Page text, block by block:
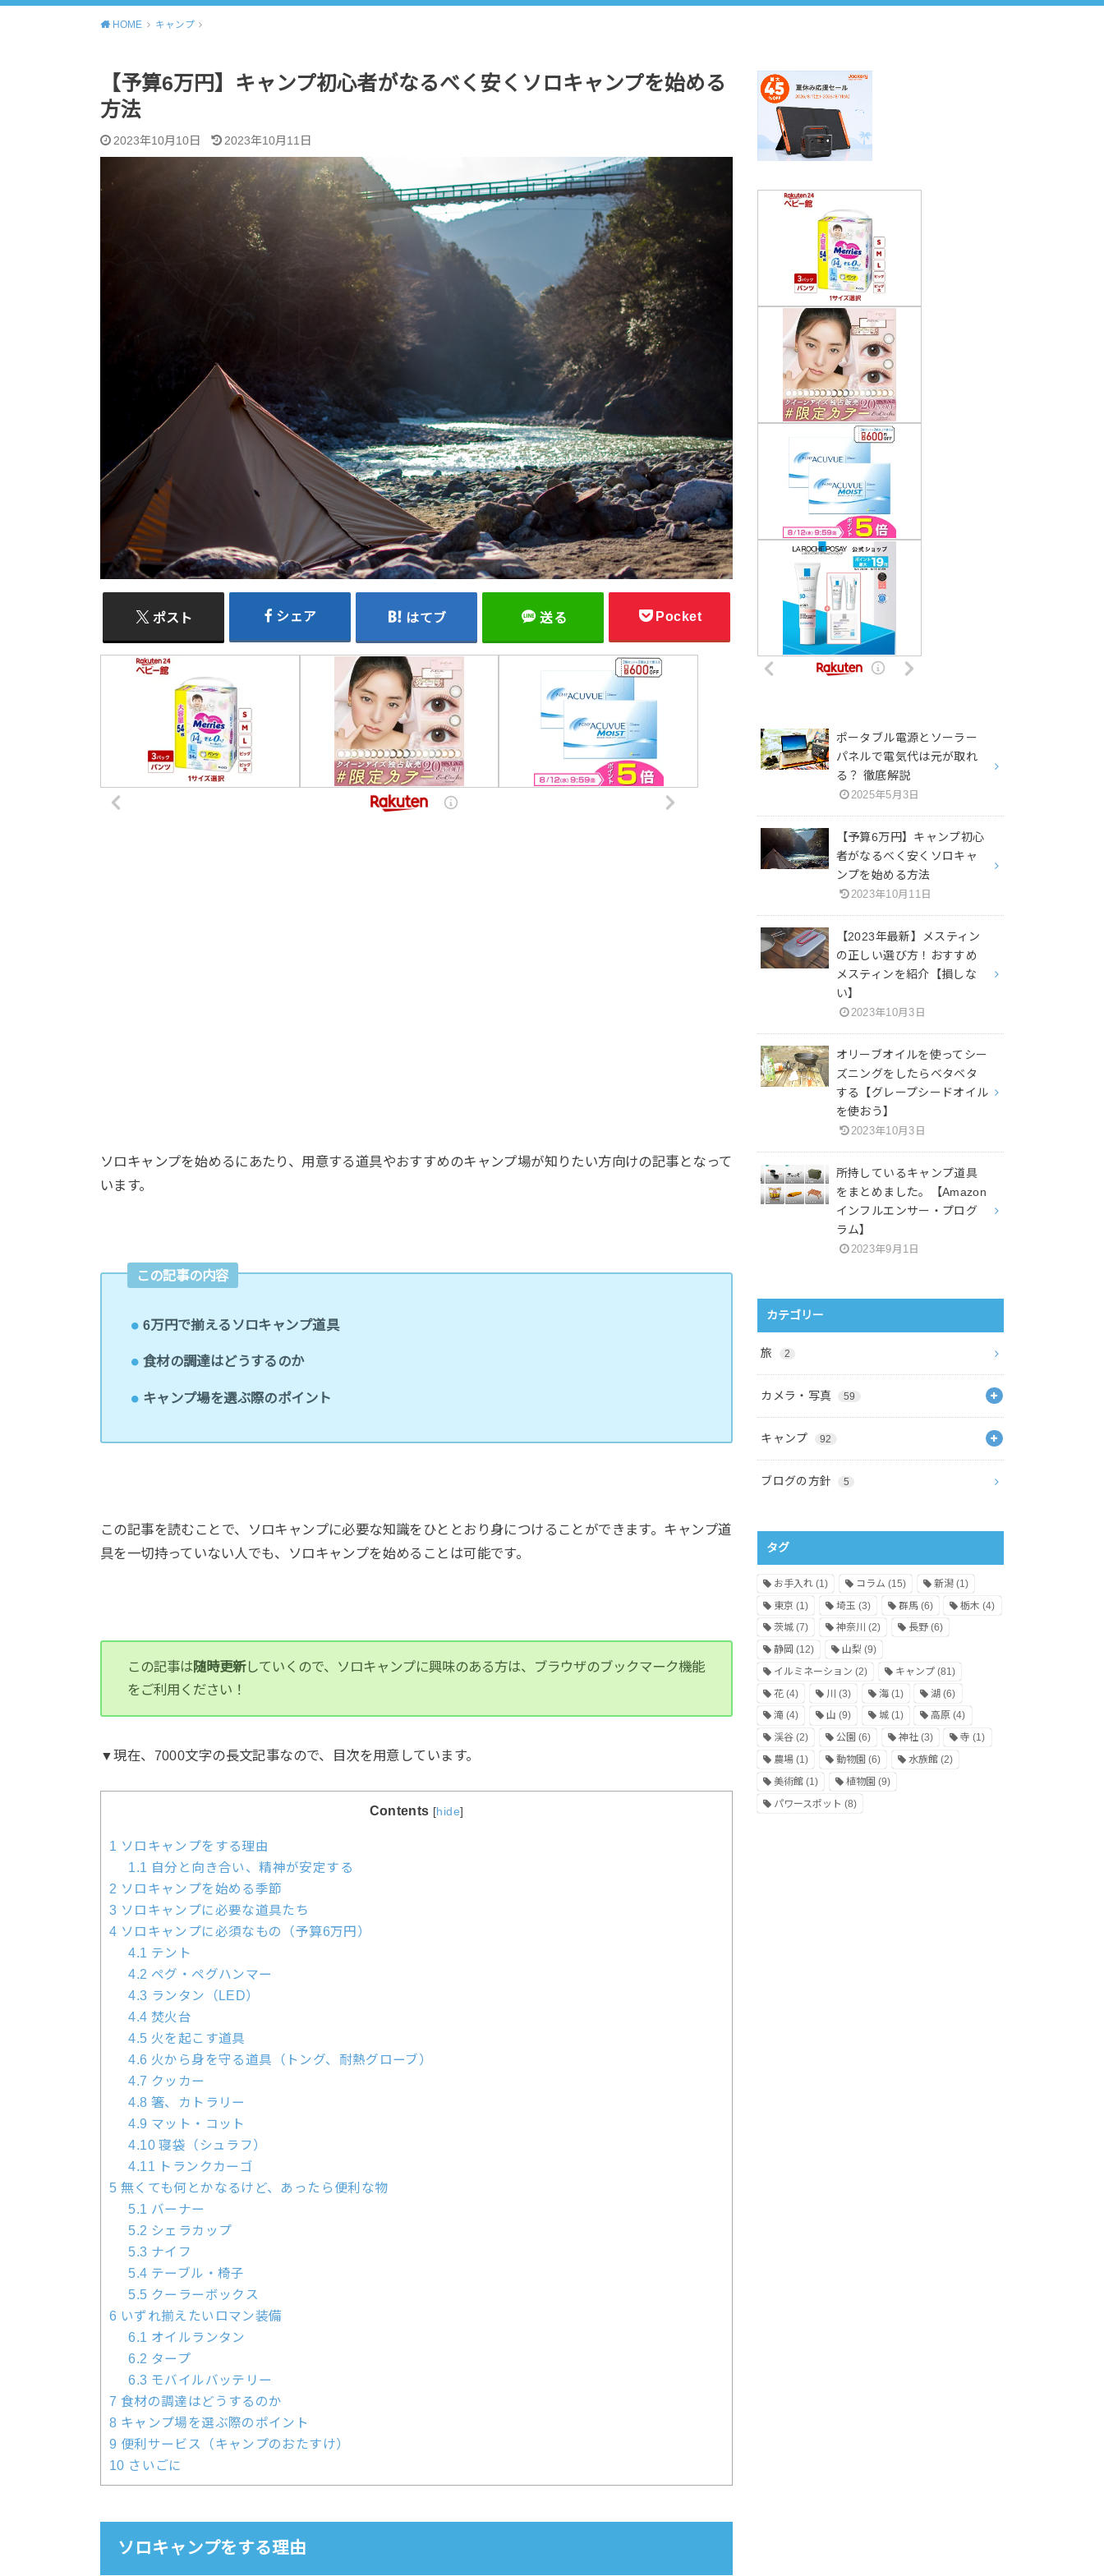
HOME キャンプ
【予算6万円】キャンプ初心者がなるべく安くソロキャンプを始める
方法
2023年10月10日 2023年10月11日
ポスト シェア はてブ 送る Pocket
ソロキャンプを始めるにあたり、用意する道具やおすすめのキャンプ場が知りたい方向けの記事となって
います。
この記事の内容
6万円で揃えるソロキャンプ道具
食材の調達はどうするのか
キャンプ場を選ぶ際のポイント
この記事を読むことで、ソロキャンプに必要な知識をひととおり身につけることができます。キャンプ道
具を一切持っていない人でも、ソロキャンプを始めることは可能です。
この記事は随時更新していくので、ソロキャンプに興味のある方は、ブラウザのブックマーク機能
をご利用ください！
▼現在、7000文字の長文記事なので、目次を用意しています。
Contents [hide]
1 ソロキャンプをする理由
1.1 自分と向き合い、精神が安定する
2 ソロキャンプを始める季節
3 ソロキャンプに必要な道具たち
4 ソロキャンプに必須なもの（予算6万円）
4.1 テント
4.2 ペグ・ペグハンマー
4.3 ランタン（LED）
4.4 焚火台
4.5 火を起こす道具
4.6 火から身を守る道具（トング、耐熱グローブ）
4.7 クッカー
4.8 箸、カトラリー
4.9 マット・コット
4.10 寝袋（シュラフ）
4.11 トランクカーゴ
5 無くても何とかなるけど、あったら便利な物
5.1 バーナー
5.2 シェラカップ
5.3 ナイフ
5.4 テーブル・椅子
5.5 クーラーボックス
6 いずれ揃えたいロマン装備
6.1 オイルランタン
6.2 タープ
6.3 モバイルバッテリー
7 食材の調達はどうするのか
8 キャンプ場を選ぶ際のポイント
9 便利サービス（キャンプのおたすけ）
10 さいごに
ソロキャンプをする理由
ポータブル電源とソーラー
パネルで電気代は元が取れ
る？ 徹底解説
2025年5月3日
【予算6万円】キャンプ初心
者がなるべく安くソロキャ
ンプを始める方法
2023年10月11日
【2023年最新】メスティン
の正しい選び方！おすすめ
メスティンを紹介【損しな
い】
2023年10月3日
オリーブオイルを使ってシー
ズニングをしたらベタベタ
する【グレープシードオイル
を使おう】
2023年10月3日
所持しているキャンプ道具
をまとめました。【Amazon
インフルエンサー・プログ
ラム】
2023年9月1日
カテゴリー
旅 2
カメラ・写真 59
キャンプ 92
ブログの方針 5
タグ
お手入れ (1) コラム (15) 新潟(1)
東京 (1) 埼玉 (3) 群馬(6) 栃木 (4)
茨城 (7) 神奈川 (2) 長野(6)
静岡 (12) 山梨 (9)
イルミネーション (2) キャンプ(81)
花 (4) 川 (3) 海(1) 湖 (6)
滝 (4) 山 (9) 城(1) 高原 (4)
渓谷 (2) 公園 (6) 神社(3) 寺 (1)
農場 (1) 動物園 (6) 水族館(2)
美術館 (1) 植物園 (9)
パワースポット (8)